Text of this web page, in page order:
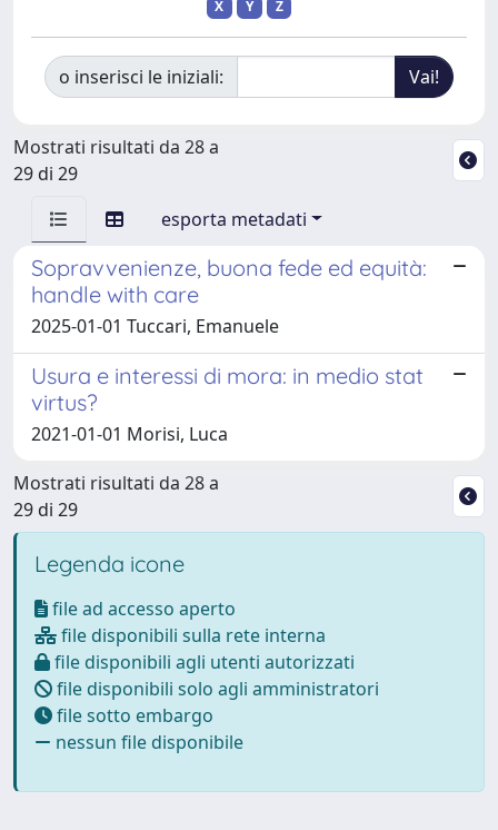
X
Y Z
o inserisci le iniziali:
Mostrati risultati da 28 a
29 di 29
esporta metadati
Sopravvenienze, buona fede ed equità:
handle with care
2025-01-01 Tuccari, Emanuele
Usura e interessi di mora: in medio stat
virtus?
2021-01-01 Morisi, Luca
Mostrati risultati da 28 a
29 di 29
Legenda icone
file ad accesso aperto
file disponibili sulla rete interna
file disponibili agli utenti autorizzati
file disponibili solo agli amministratori
file sotto embargo
nessun file disponibile